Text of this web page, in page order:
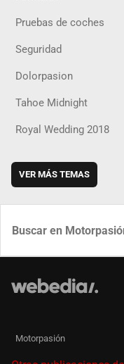
Pruebas de coches
Seguridad
Dolorpasion
Tahoe Midnight
Royal Wedding 2018
VER MÁS TEMAS
Motorpasión